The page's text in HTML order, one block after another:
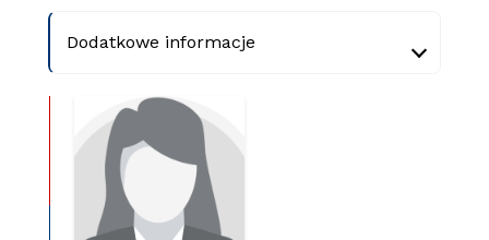
Dodatkowe informacje